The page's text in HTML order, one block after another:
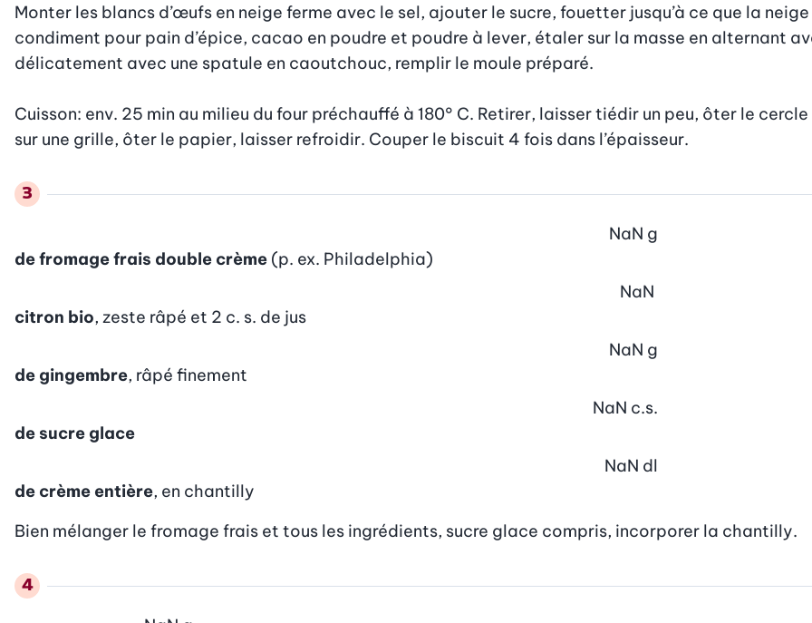
Monter les blancs d’œufs en neige ferme avec le sel, ajouter le sucre, fouetter jusqu’à ce que la
condiment pour pain d’épice, cacao en poudre et poudre à lever, étaler sur la masse en alternant
délicatement avec une spatule en caoutchouc, remplir le moule préparé.
Cuisson: env. 25 min au milieu du four préchauffé à 180° C. Retirer, laisser tiédir un peu, ôter le
sur une grille, ôter le papier, laisser refroidir. Couper le biscuit 4 fois dans l’épaisseur.
de fromage frais double crème (p. ex. Philadelphia)
NaN g
citron bio, zeste râpé et 2 c. s. de jus
NaN
de gingembre, râpé finement
NaN g
de sucre glace
NaN c.s.
de crème entière, en chantilly
NaN dl
Bien mélanger le fromage frais et tous les ingrédients, sucre glace compris, incorporer la chantilly.